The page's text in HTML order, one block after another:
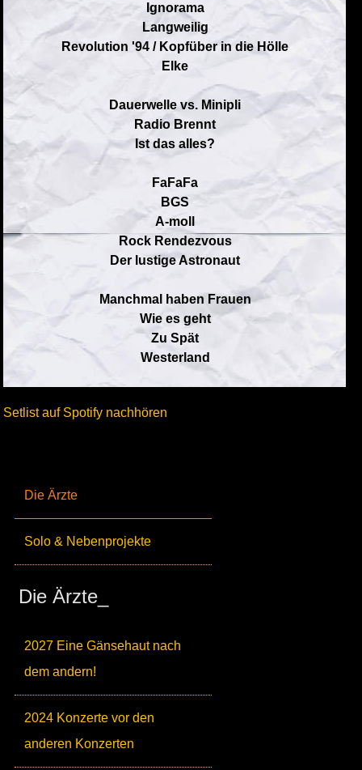
Die Ärzte
Solo & Nebenprojekte
Die Ärzte_
2027 Eine Gänsehaut nach
dem andern!
2024 Konzerte vor den
anderen Konzerten
Ignorama
Langweilig
Revolution '94 / Kopfüber in die Hölle
Elke
Dauerwelle vs. Minipli
Radio Brennt
Ist das alles?
FaFaFa
BGS
A-moll
Rock Rendezvous
Der lustige Astronaut
Manchmal haben Frauen
Wie es geht
Zu Spät
Westerland
Setlist auf Spotify nachhören